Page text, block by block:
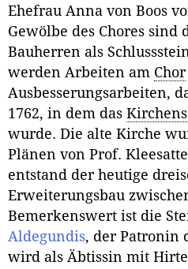
Ehefrau Anna von Boos
Gewölbe des Chores sind
Bauherren als
werden Arbeiten am Chor
Ausbesserungsarbeiten,
1762, in dem das
wurde. Die alte Kirche
Plänen von Prof.
entstand der heutige
Erweiterungsbau
Bemerkenswert ist die
Aldegundis, der Patronin
wird als Äbtissin mit